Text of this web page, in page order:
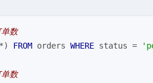
数
*) FROM orders WHERE status =
数